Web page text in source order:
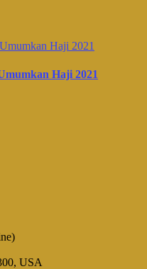
Haji 2021
USA